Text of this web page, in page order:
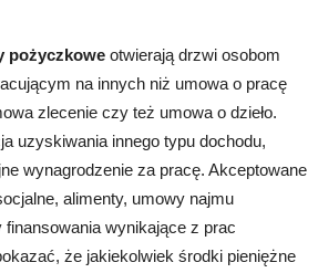
pożyczkowe otwierają drzwi osobom
na innych niż umowa o pracę
zlecenie czy też umowa o dzieło.
uzyskiwania innego typu dochodu,
wynagrodzenie za pracę. Akceptowane
alimenty, umowy najmu
wynikające z prac
że jakiekolwiek środki pieniężne